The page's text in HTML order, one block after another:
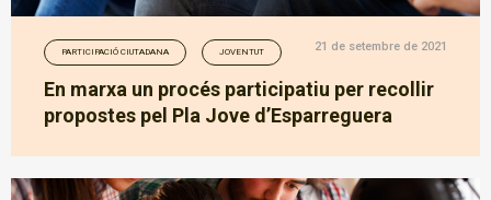
PARTICIPACIÓ CIUTADANA JOVENTUT 21 de setembre de 2021
En marxa un procés participatiu per recollir
propostes pel Pla Jove d’Esparreguera